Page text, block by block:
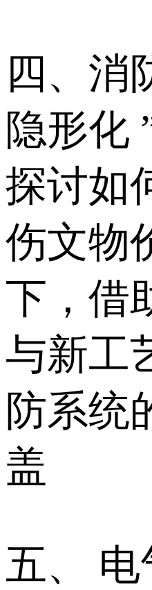
四、消
隐形化
探讨如
伤文物
下，借
与新工
防系统
盖
五、